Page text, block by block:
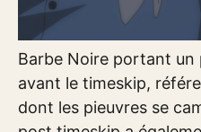
Barbe Noire portant
avant le timeskip,
dont les pieuvres se